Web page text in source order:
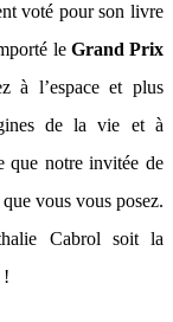
voté pour son livre
le Grand Prix
à l’espace et plus
de la vie et à
que notre invitée de
vous vous posez.
Cabrol soit la
!